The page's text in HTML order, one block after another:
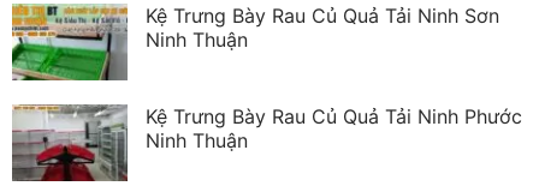
Kệ Trưng Bày Rau Củ Quả Tải Ninh Sơn
Ninh Thuận
Kệ Trưng Bày Rau Củ Quả Tải Ninh Phước
Ninh Thuận